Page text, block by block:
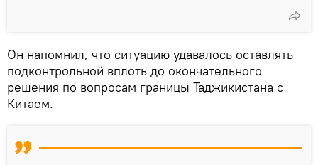
Он напомнил, что ситуацию удавалось оставлять
подконтрольной вплоть до окончательного
решения по вопросам границы Таджикистана с
Китаем.